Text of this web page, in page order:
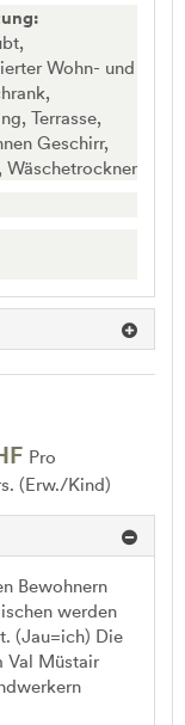
Wohn- und
Terrasse,
Geschirr,
Wäschetrockner
Pro
(Erw./Kind)
Bewohnern
werden
(Jau=ich) Die
Val Müstair